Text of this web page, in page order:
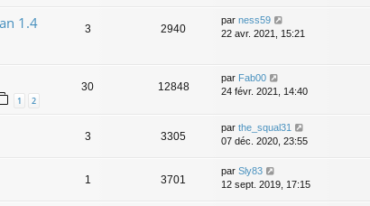
1.4
3 2940
par ness59
22 avr. 2021, 15:21
1 2
30 12848
par Fab00
24 févr. 2021, 14:40
3 3305
par the_squal31
07 déc. 2020, 23:55
1 3701
par Sly83
12 sept. 2019, 17:15